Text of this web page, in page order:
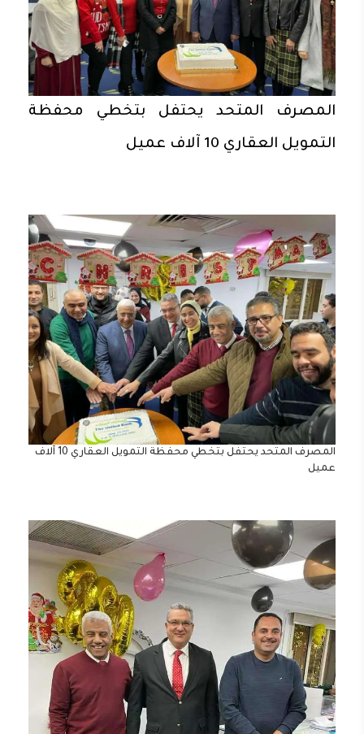
المصرف المتحد يحتفل بتخطي محفظة
التمويل العقاري 10 آلاف عميل
المصرف المتحد يحتفل بتخطي محفظة التمويل العقاري 10 آلاف
عميل